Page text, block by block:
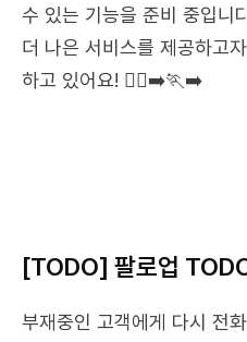
수 있는 기능을 준비 중입니
더 나은 서비스를 제공하고
하고 있어요! 🏃‍♀️‍➡️🏃‍➡️
[TODO] 팔로업
부재중인 고객에게 다시 전